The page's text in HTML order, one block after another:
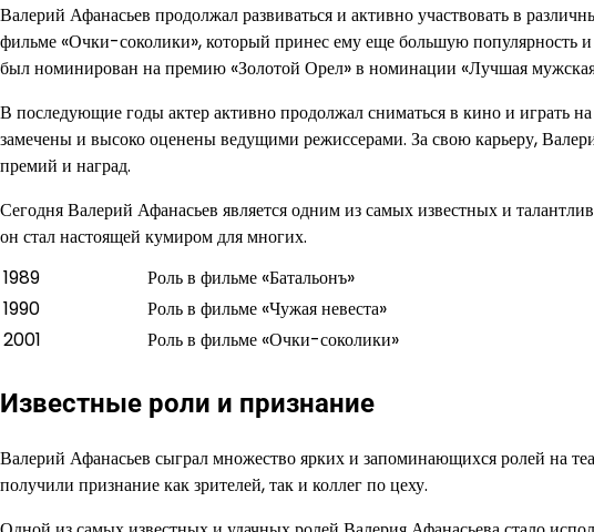
Валерий Афанасьев продолжал развиваться и активно участвовать в
фильме «Очки-соколики», который принес ему еще большую популярность
был номинирован на премию «Золотой Орел» в номинации «Лучшая
В последующие годы актер активно продолжал сниматься в кино и играть
замечены и высоко оценены ведущими режиссерами. За свою карьеру,
премий и наград.
Сегодня Валерий Афанасьев является одним из самых известных и
он стал настоящей кумиром для многих.
1989
Роль в фильме «Батальонъ»
1990
Роль в фильме «Чужая невеста»
2001
Роль в фильме «Очки-соколики»
Известные роли и признание
Валерий Афанасьев сыграл множество ярких и запоминающихся ролей на
получили признание как зрителей, так и коллег по цеху.